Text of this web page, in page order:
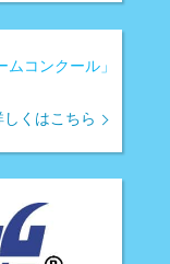
ムコンクール」
しくはこちら